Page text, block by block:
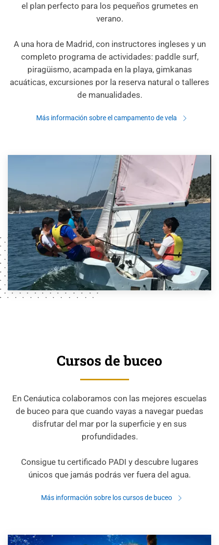
el plan perfecto para los pequeños grumetes en
verano.
A una hora de Madrid, con instructores ingleses y un
completo programa de actividades: paddle surf,
piragüismo, acampada en la playa, gimkanas
acuáticas, excursiones por la reserva natural o talleres
de manualidades.
Más información sobre el campamento de vela
Cursos de buceo
En Cenáutica colaboramos con las mejores escuelas
de buceo para que cuando vayas a navegar puedas
disfrutar del mar por la superficie y en sus
profundidades.
Consigue tu certificado PADI y descubre lugares
únicos que jamás podrás ver fuera del agua.
Más información sobre los cursos de buceo